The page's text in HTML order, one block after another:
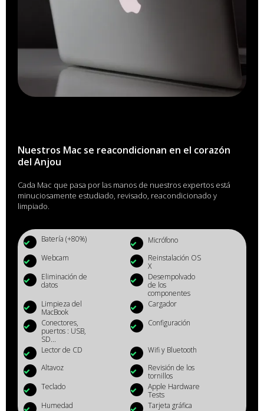
Nuestros Mac se reacondicionan en el corazón
del Anjou
Cada Mac que pasa por las manos de nuestros expertos está
minuciosamente estudiado, revisado, reacondicionado y
limpiado.
Batería (+80%)
Micrófono
Webcam
Reinstalación OS
X
Eliminación de
datos
Desempolvado
de los
componentes
Limpieza del
MacBook
Cargador
Conectores,
puertos : USB,
SD...
Configuración
Lector de CD
Wifi y Bluetooth
Altavoz
Revisión de los
tornillos
Teclado
Apple Hardware
Tests
Humedad
Tarjeta gráfica